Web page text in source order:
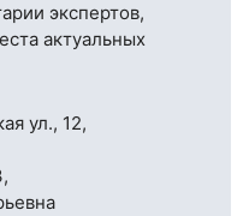
экспертов,
актуальных
ул., 12,
,